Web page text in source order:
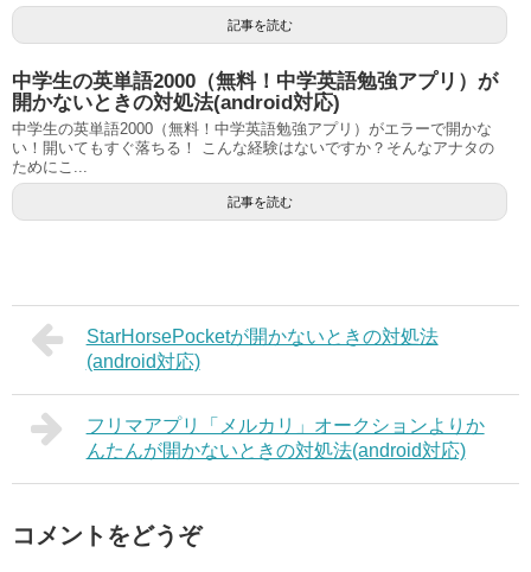
記事を読む
中学生の英単語2000（無料！中学英語勉強アプリ）が
開かないときの対処法(android対応)
中学生の英単語2000（無料！中学英語勉強アプリ）がエラーで開かな
い！開いてもすぐ落ちる！ こんな経験はないですか？そんなアナタの
ためにこ...
記事を読む
StarHorsePocketが開かないときの対処法
(android対応)
フリマアプリ「メルカリ」オークションよりか
んたんが開かないときの対処法(android対応)
コメントをどうぞ